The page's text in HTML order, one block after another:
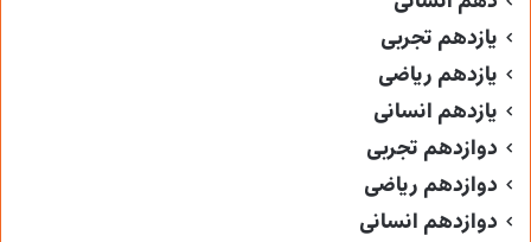
یازدهم تجربی
یازدهم ریاضی
یازدهم انسانی
دوازدهم تجربی
دوازدهم ریاضی
دوازدهم انسانی